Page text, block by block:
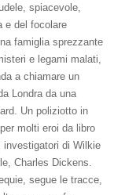
spiacevole,
e del focolare
famiglia sprezzante
e legami malati,
a chiamare un
Londra da una
Un poliziotto in
molti eroi da libro
investigatori di Wilkie
Charles Dickens.
segue le tracce,